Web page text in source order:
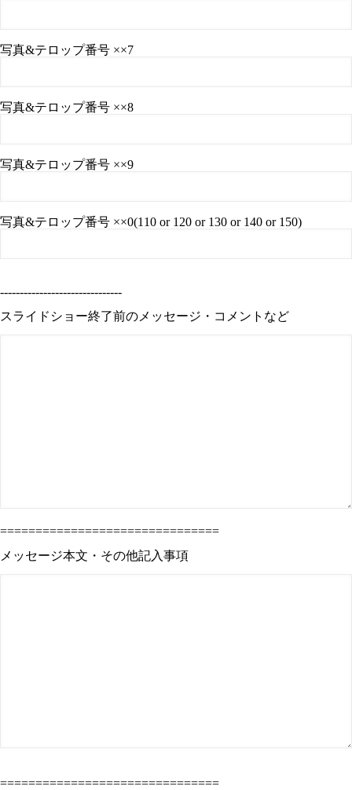
写真&テロップ番号 ××7
写真&テロップ番号 ××8
写真&テロップ番号 ××9
写真&テロップ番号 ××0(110 or 120 or 130 or 140 or 150)
-------------------------------
スライドショー終了前のメッセージ・コメントなど
===============================
メッセージ本文・その他記入事項
===============================